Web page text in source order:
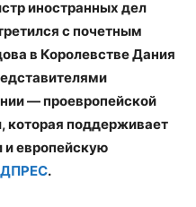
иностранных дел
с почетным
в Королевстве Дания
— проевропейской
которая поддерживает
и европейскую
.